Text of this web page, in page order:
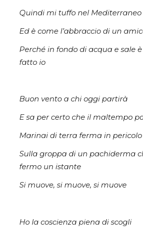
Quindi mi tuffo nel Mediterraneo
Ed è come l’abbraccio di un
Perché in fondo di acqua e sale
fatto io
Buon vento a chi oggi partirà
E sa per certo che il maltempo
Marinai di terra ferma in
Sulla groppa di un pachiderma
fermo un istante
Si muove, si muove, si muove
Ho la coscienza piena di scogli